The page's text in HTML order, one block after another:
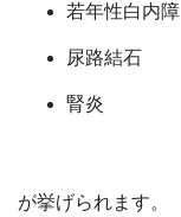
若年性白内障
尿路結石
腎炎
が挙げられます。